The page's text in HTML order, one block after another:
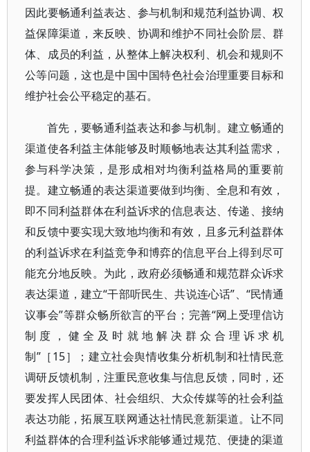
因此要畅通利益表达、参与机制和规范利益协调、权
益保障渠道，来反映、协调和维护不同社会阶层、群
体、成员的利益，从整体上解决权利、机会和规则不
公等问题，这也是中国中国特色社会治理重要目标和
维护社会公平稳定的基石。
首先，要畅通利益表达和参与机制。建立畅通的
渠道使各利益主体能够及时顺畅地表达其利益需求，
参与科学决策，是形成相对均衡利益格局的重要前
提。建立畅通的表达渠道要做到均衡、全息和有效，
即不同利益群体在利益诉求的信息表达、传递、接纳
和反馈中要实现大致地均衡和有效，且多元利益群体
的利益诉求在利益竞争和博弈的信息平台上得到尽可
能充分地反映。为此，政府必须畅通和规范群众诉求
表达渠道，建立“干部听民生、共说连心话”、“民情通
议事会”等群众畅所欲言的平台；完善“网上受理信访
制度，健全及时就地解决群众合理诉求机
制”［15］；建立社会舆情收集分析机制和社情民意
调研反馈机制，注重民意收集与信息反馈，同时，还
要发挥人民团体、社会组织、大众传媒等的社会利益
表达功能，拓展互联网通达社情民意新渠道。让不同
利益群体的合理利益诉求能够通过规范、便捷的渠道